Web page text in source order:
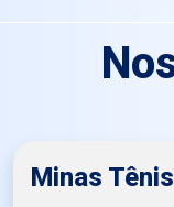
Minas